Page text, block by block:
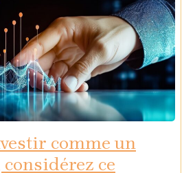
comme un
ce